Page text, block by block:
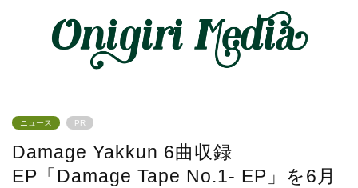
ニュース PR
Damage Yakkun 6曲収録
EP「Damage Tape No.1- EP」を6月